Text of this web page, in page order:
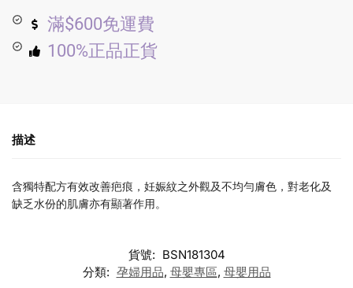
滿$600免運費
100%正品正貨
描述
含獨特配方有效改善疤痕，妊娠紋之外觀及不均勻膚色，對老化及
缺乏水份的肌膚亦有顯著作用。
貨號: BSN181304
分類: 孕婦用品, 母嬰專區, 母嬰用品